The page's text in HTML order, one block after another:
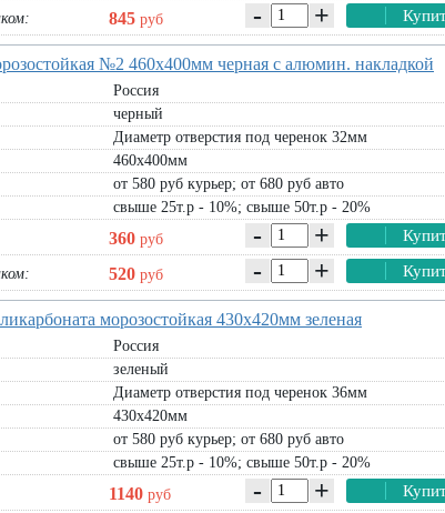
845 руб - +
№2 460х400мм черная с алюмин. накладкой
Россия
черный
Диаметр отверстия под черенок 32мм
460х400мм
от 580 руб курьер; от 680 руб авто
свыше 25т.р - 10%; свыше 50т.р - 20%
360 руб - +
520 руб - +
морозостойкая 430х420мм зеленая
Россия
зеленый
Диаметр отверстия под черенок 36мм
430х420мм
от 580 руб курьер; от 680 руб авто
свыше 25т.р - 10%; свыше 50т.р - 20%
1140 руб - +